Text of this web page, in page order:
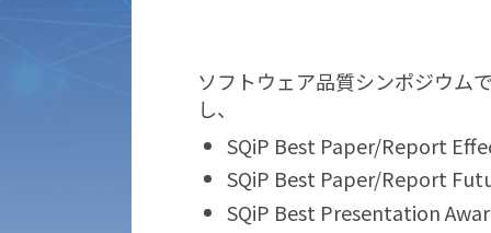
ソフトウェア品質シンポジウム
し、
SQiP Best Paper/Report
SQiP Best Paper/Report
SQiP Best Presentation